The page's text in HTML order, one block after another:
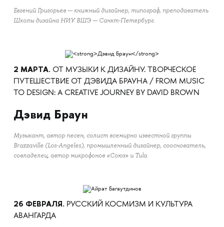
Евгений Григорьев — книжный дизайнер, типограф, преподаватель
Школы дизайна НИУ ВШЭ — Санкт-Петербург.
2 МАРТА. ОТ МУЗЫКИ К ДИЗАЙНУ. ТВОРЧЕСКОЕ
ПУТЕШЕСТВИЕ ОТ ДЭВИДА БРАУНА / FROM MUSIC
TO DESIGN: A CREATIVE JOURNEY BY DAVID BROWN
Дэвид Браун
Музыкант, автор песен, солист всемирно известной группы
Brazzaville (Los-Angeles), промышленный дизайнер, сооснователь,
совладелец, автор микрофонов «Союз» и Tula.
26 ФЕВРАЛЯ. РУССКИЙ КОСМИЗМ И КУЛЬТУРА
АВАНГАРДА